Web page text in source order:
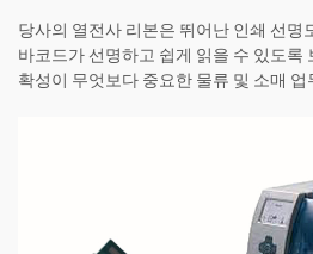
당사의 열전사 리본은 뛰어난 인쇄 선명
바코드가 선명하고 쉽게 읽을 수 있도록
확성이 무엇보다 중요한 물류 및 소매